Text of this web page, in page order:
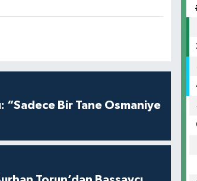
“Sadece Bir Tane Osmaniye